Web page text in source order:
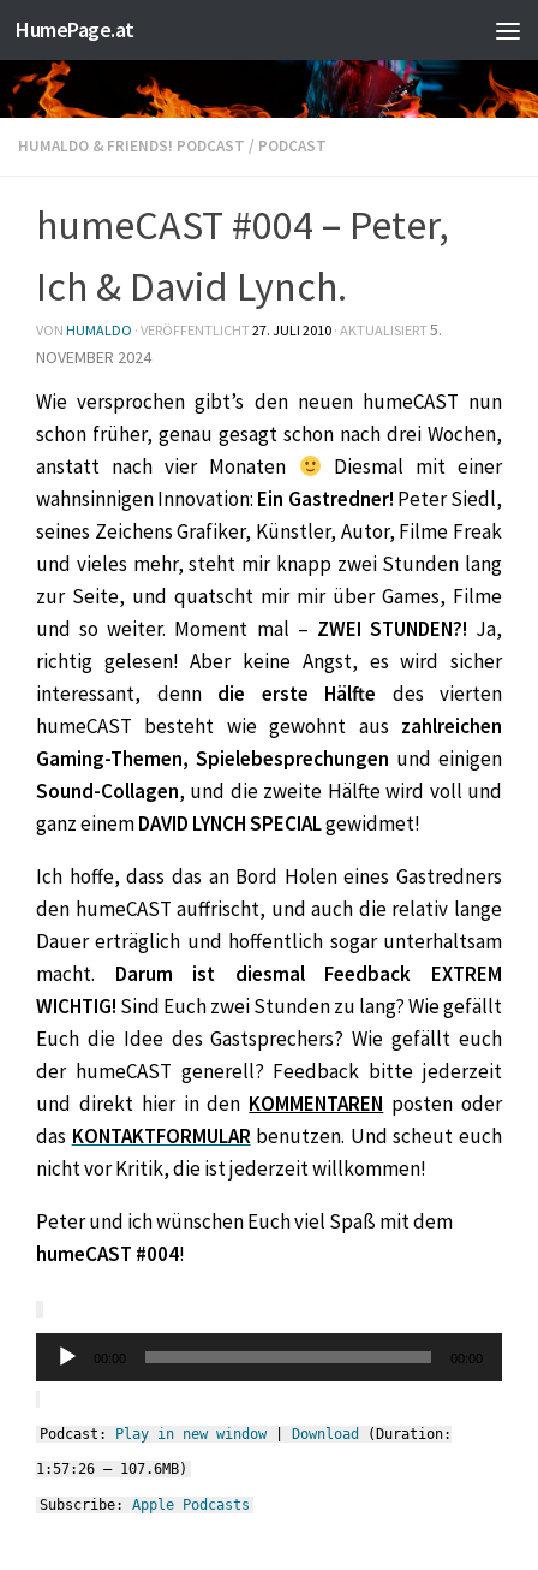
Zum Inhalt springen
HumePage.at
HUMALDO & FRIENDS! PODCAST / PODCAST
humeCAST #004 – Peter,
Ich & David Lynch.
VON HUMALDO · VERÖFFENTLICHT27. JULI 2010 · AKTUALISIERT5.
NOVEMBER 2024
Wie versprochen gibt’s den neuen humeCAST nun
schon früher, genau gesagt schon nach drei Wochen,
anstatt nach vier Monaten
Diesmal mit einer
wahnsinnigen Innovation: Ein Gastredner! Peter Siedl,
seines Zeichens Grafiker, Künstler, Autor, Filme Freak
und vieles mehr, steht mir knapp zwei Stunden lang
zur Seite, und quatscht mir mir über Games, Filme
und so weiter. Moment mal – ZWEI STUNDEN?! Ja,
richtig gelesen! Aber keine Angst, es wird sicher
interessant, denn die erste Hälfte des vierten
humeCAST besteht wie gewohnt aus zahlreichen
Gaming-Themen, Spielebesprechungen und einigen
Sound-Collagen, und die zweite Hälfte wird voll und
ganz einemDAVID LYNCH SPECIALgewidmet!
Ich hoffe, dass das an Bord Holen eines Gastredners
den humeCAST auffrischt, und auch die relativ lange
Dauer erträglich und hoffentlich sogar unterhaltsam
macht. Darum ist diesmal Feedback
EXTREM
WICHTIG! Sind Euch zwei Stunden zu lang? Wie gefällt
Euch die Idee des Gastsprechers? Wie gefällt euch
der humeCAST generell? Feedback bitte jederzeit
und direkt hier in den KOMMENTAREN posten oder
das KONTAKTFORMULARbenutzen. Und scheut euch
nicht vor Kritik, die ist jederzeit willkommen!
Peter und ich wünschen Euch viel Spaß mit dem
humeCAST #004!
Audio-
00:00 00:00
Podcast: Play in new window| Download (Duration:
1:57:26 — 107.6MB)
Subscribe: Apple Podcasts